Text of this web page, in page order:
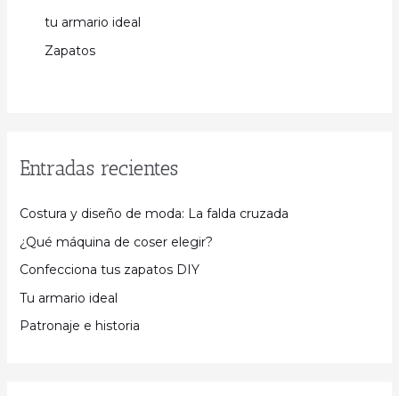
tu armario ideal
Zapatos
Entradas recientes
Costura y diseño de moda: La falda cruzada
¿Qué máquina de coser elegir?
Confecciona tus zapatos DIY
Tu armario ideal
Patronaje e historia